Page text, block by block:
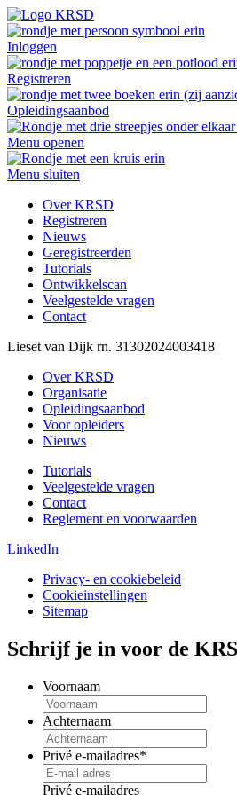
Inloggen
Registreren
Opleidingsaanbod
Menu openen
Menu sluiten
Over KRSD
Registreren
Nieuws
Geregistreerden
Tutorials
Ontwikkelscan
Veelgestelde vragen
Contact
Lieset van Dijk rn. 31302024003418
Over KRSD
Organisatie
Opleidingsaanbod
Voor opleiders
Nieuws
Tutorials
Veelgestelde vragen
Contact
Reglement en voorwaarden
LinkedIn
Privacy- en cookiebeleid
Cookieinstellingen
Sitemap
Schrijf je in voor de
Voornaam
Achternaam
Privé e-mailadres*
Privé e-mailadres